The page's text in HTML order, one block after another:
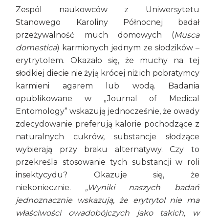
Zespól naukowców z Uniwersytetu
Stanowego Karoliny Północnej badał
przeżywalność much domowych (Musca
domestica) karmionych jednym ze słodzików –
erytrytolem. Okazało się, że muchy na tej
słodkiej diecie nie żyją krócej niż ich pobratymcy
karmieni agarem lub wodą. Badania
opublikowane w „Journal of Medical
Entomology” wskazują jednocześnie, że owady
zdecydowanie preferują kalorie pochodzące z
naturalnych cukrów, substancje słodzące
wybierają przy braku alternatywy. Czy to
przekreśla stosowanie tych substancji w roli
insektycydu? Okazuje się, że
niekoniecznie. „Wyniki naszych badań
jednoznacznie wskazują, że erytrytol nie ma
właściwości owadobójczych jako takich, w